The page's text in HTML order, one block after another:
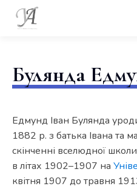
Булянда
Едмунд Іван Булянда
1882 р. з батька Івана та
скінченні вселюдної
в літах 1902–1907 на
квітня 1907 до травня